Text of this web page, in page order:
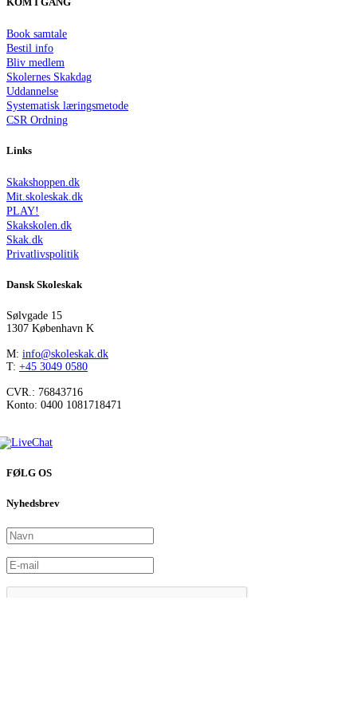
Book samtale
Bestil info
Bliv medlem
Skolernes Skakdag
Uddannelse
Systematisk læringsmetode
CSR Ordning
Links
Skakshoppen.dk
Mit.skoleskak.dk
PLAY!
Skakskolen.dk
Skak.dk
Privatlivspolitik
Dansk Skoleskak
Sølvgade 15
1307 København K
M: info@skoleskak.dk
T: +45 3049 0580
CVR.: 76843716
Konto: 0400 1081718471
FØLG OS
Nyhedsbrev